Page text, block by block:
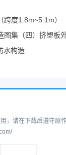
度1.8m~5.1m）
水构造
，请在下载后遵守原